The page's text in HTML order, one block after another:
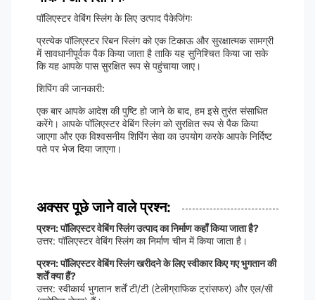
पॉलिएस्टर वेबिंग स्लिंग के लिए उत्पाद पैकेजिंगः
प्रत्येक पॉलिएस्टर रिबन स्लिंग को एक टिकाऊ और सुरक्षात्मक सामग्री
में सावधानीपूर्वक पैक किया जाता है ताकि यह सुनिश्चित किया जा सके
कि यह आपके पास सुरक्षित रूप से पहुंचाया जाए।
शिपिंग की जानकारी:
एक बार आपके आदेश की पुष्टि हो जाने के बाद, हम इसे तुरंत संसाधित
करेंगे। आपके पॉलिएस्टर वेबिंग स्लिंग को सुरक्षित रूप से पैक किया
जाएगा और एक विश्वसनीय शिपिंग सेवा का उपयोग करके आपके निर्दिष्ट
पते पर भेज दिया जाएगा।
अक्सर पूछे जाने वाले प्रश्न:
प्रश्न: पॉलिएस्टर वेबिंग स्लिंग उत्पाद का निर्माण कहाँ किया जाता है?
उत्तर: पॉलिएस्टर वेबिंग स्लिंग का निर्माण चीन में किया जाता है।
प्रश्न: पॉलिएस्टर वेबिंग स्लिंग खरीदने के लिए स्वीकार किए गए भुगतान की
शर्तें क्या हैं?
उत्तर: स्वीकार्य भुगतान शर्तें टी/टी (टेलीग्राफिक ट्रांसफर) और एल/सी